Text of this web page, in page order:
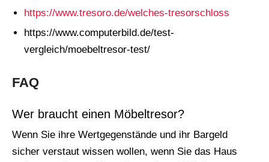
https://www.tresoro.de/welches-tresorschloss
https://www.computerbild.de/test-
vergleich/moebeltresor-test/
FAQ
Wer braucht einen Möbeltresor?
Wenn Sie ihre Wertgegenstände und ihr Bargeld
sicher verstaut wissen wollen, wenn Sie das Haus